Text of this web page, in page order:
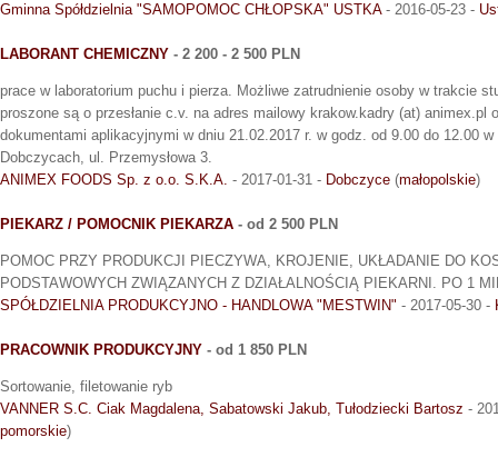
Gminna Spółdzielnia "SAMOPOMOC CHŁOPSKA" USTKA- 2016-05-23 -
LABORANT CHEMICZNY - 2 200 - 2 500 PLN
prace w laboratorium puchu i pierza. Możliwe zatrudnienie osoby w trakcie
proszone są o przesłanie c.v. na adres mailowy krakow.kadry (at) animex.pl
dokumentami aplikacyjnymi w dniu 21.02.2017 r. w godz. od 9.00 do 12.00
Dobczycach, ul. Przemysłowa 3.
ANIMEX FOODS Sp. z o.o. S.K.A. - 2017-01-31 - Dobczyce (małopolskie)
PIEKARZ / POMOCNIK PIEKARZA - od 2 500 PLN
POMOC PRZY PRODUKCJI PIECZYWA, KROJENIE, UKŁADANIE DO
PODSTAWOWYCH ZWIĄZANYCH Z DZIAŁALNOŚCIĄ PIEKARNI. PO 1
SPÓŁDZIELNIA PRODUKCYJNO - HANDLOWA "MESTWIN" - 2017-05-30 -
PRACOWNIK PRODUKCYJNY - od 1 850 PLN
Sortowanie, filetowanie ryb
VANNER S.C. Ciak Magdalena, Sabatowski Jakub, Tułodziecki Bartosz -
pomorskie)